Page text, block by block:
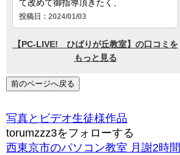
前のページへ戻る
写真とビデオ生徒様作品
torumzzz3をフォローする
西東京市のパソコン教室 月謝2時間